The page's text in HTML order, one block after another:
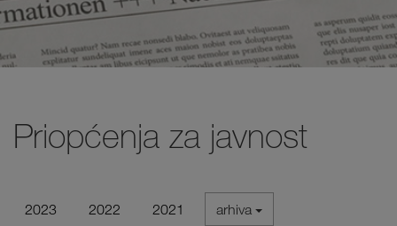
Priopćenja za javnost
2023 2022 2021 arhiva